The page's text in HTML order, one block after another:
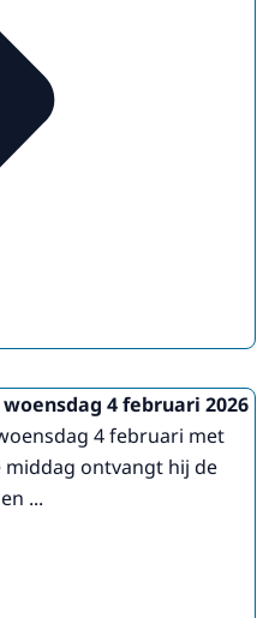
4 februari 2026
4 februari met
ontvangt hij de
...